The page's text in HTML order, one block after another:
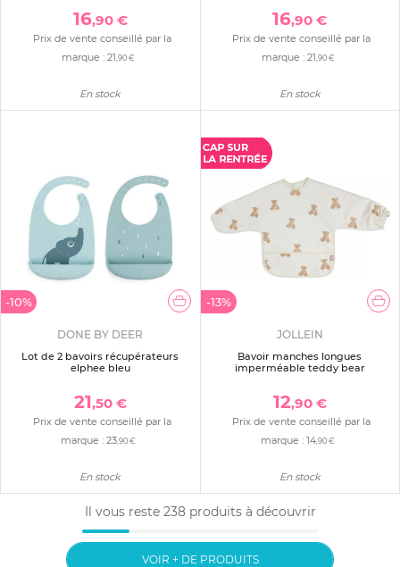
16,90 €
Prix de vente conseillé par la
marque :21,90 €
En stock
16,90 €
Prix de vente conseillé par la
marque : 21 ,90 €
En stock
-10%
DONE BY DEER
Lot de 2 bavoirs récupérateurs
elphee bleu
21,50 €
Prix de vente conseillé par la
marque :23 ,90 €
En stock
-13%
JOLLEIN
Bavoir manches longues
imperméable teddy bear
12,90 €
Prix de vente conseillé par la
marque :14 ,90 €
En stock
Il vous reste 238produits à découvrir
VOIR + DE PRODUITS